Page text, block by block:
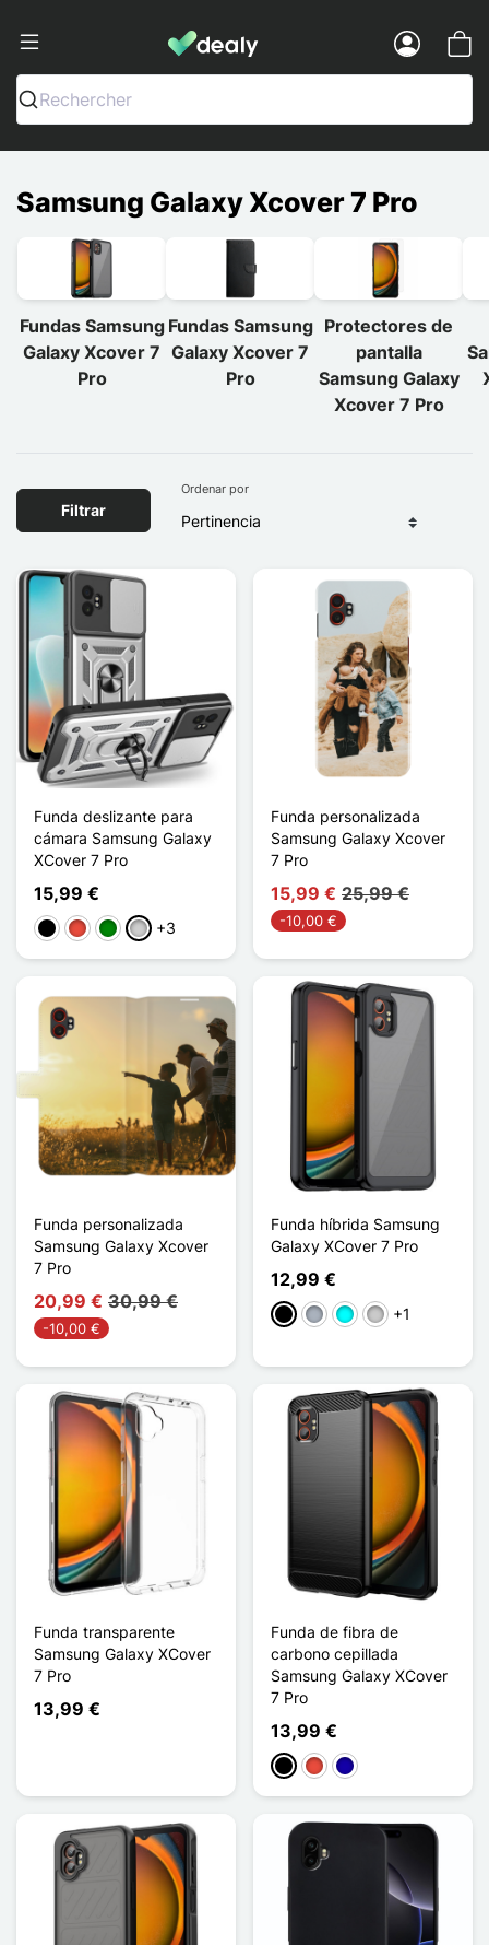
Dealy - Fundas y accesorios para
Rechercher
Samsung Galaxy Xcover 7 Pro
Fundas Samsung
Galaxy Xcover 7
Pro
Fundas Samsung
Galaxy Xcover 7
Pro
Protectores de
pantalla
Samsung Galaxy
Xcover 7 Pro
Filtrar
Ordenar por
Funda deslizante para
cámara Samsung Galaxy
XCover 7 Pro
15,99 €
NegroRojoVerdePlata+3
Funda personalizada
Samsung Galaxy Xcover
7 Pro
15,99 € 25,99 €
-10,00 €
Funda personalizada
Samsung Galaxy Xcover
7 Pro
20,99 € 30,99 €
-10,00 €
Funda híbrida Samsung
Galaxy XCover 7 Pro
12,99 €
NegroGris CianTransparente
+1
Funda transparente
Samsung Galaxy XCover
7 Pro
13,99 €
Funda de fibra de
carbono cepillada
Samsung Galaxy XCover
7 Pro
13,99 €
NegroRojoAzul oscuro